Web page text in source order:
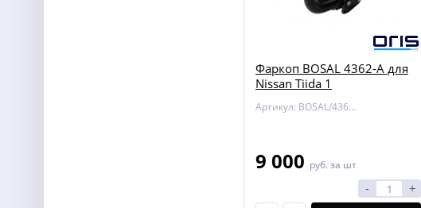
Фаркоп BOSAL 4362-A для
Nissan Tiida 1
Артикул: BOSAL/4362-A
9 000 руб. за шт
- +